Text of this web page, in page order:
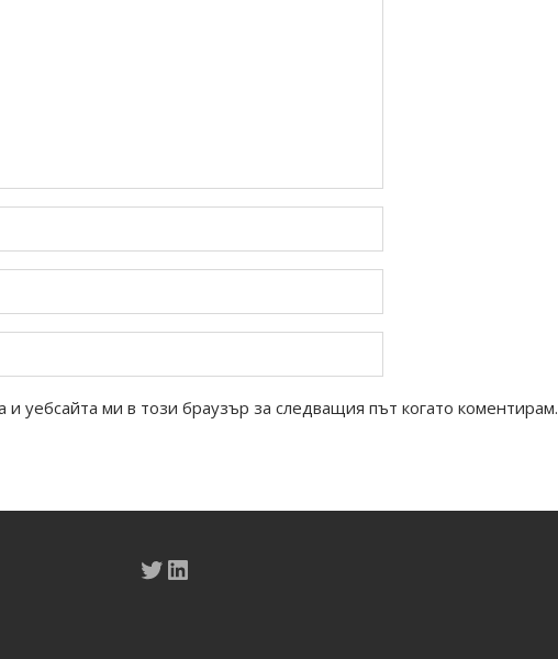
уебсайта ми в този браузър за следващия път когато коментирам.
Twitter
LinkedIn